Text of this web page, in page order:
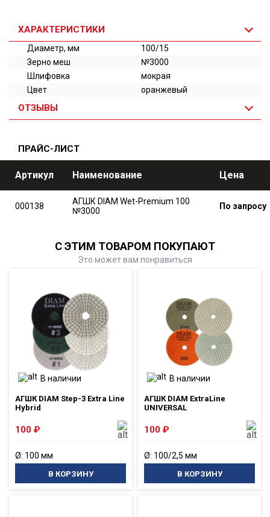
ХАРАКТЕРИСТИКИ
Диаметр, мм
100/15
Зерно меш
№3000
Шлифовка
мокрая
Цвет
оранжевый
ОТЗЫВЫ
ПРАЙС-ЛИСТ
Артикул Наименование Цена
000138
АГШК DIAM Wet-Premium 100
№3000
По запросу
С ЭТИМ ТОВАРОМ ПОКУПАЮТ
Это может вам понравиться
В наличии
АГШК DIAM Step-3 Extra Line
Hybrid
100 ₽
Ø: 100 мм
В КОРЗИНУ
В наличии
АГШК DIAM ExtraLine
UNIVERSAL
100 ₽
Ø: 100/2,5 мм
В КОРЗИНУ